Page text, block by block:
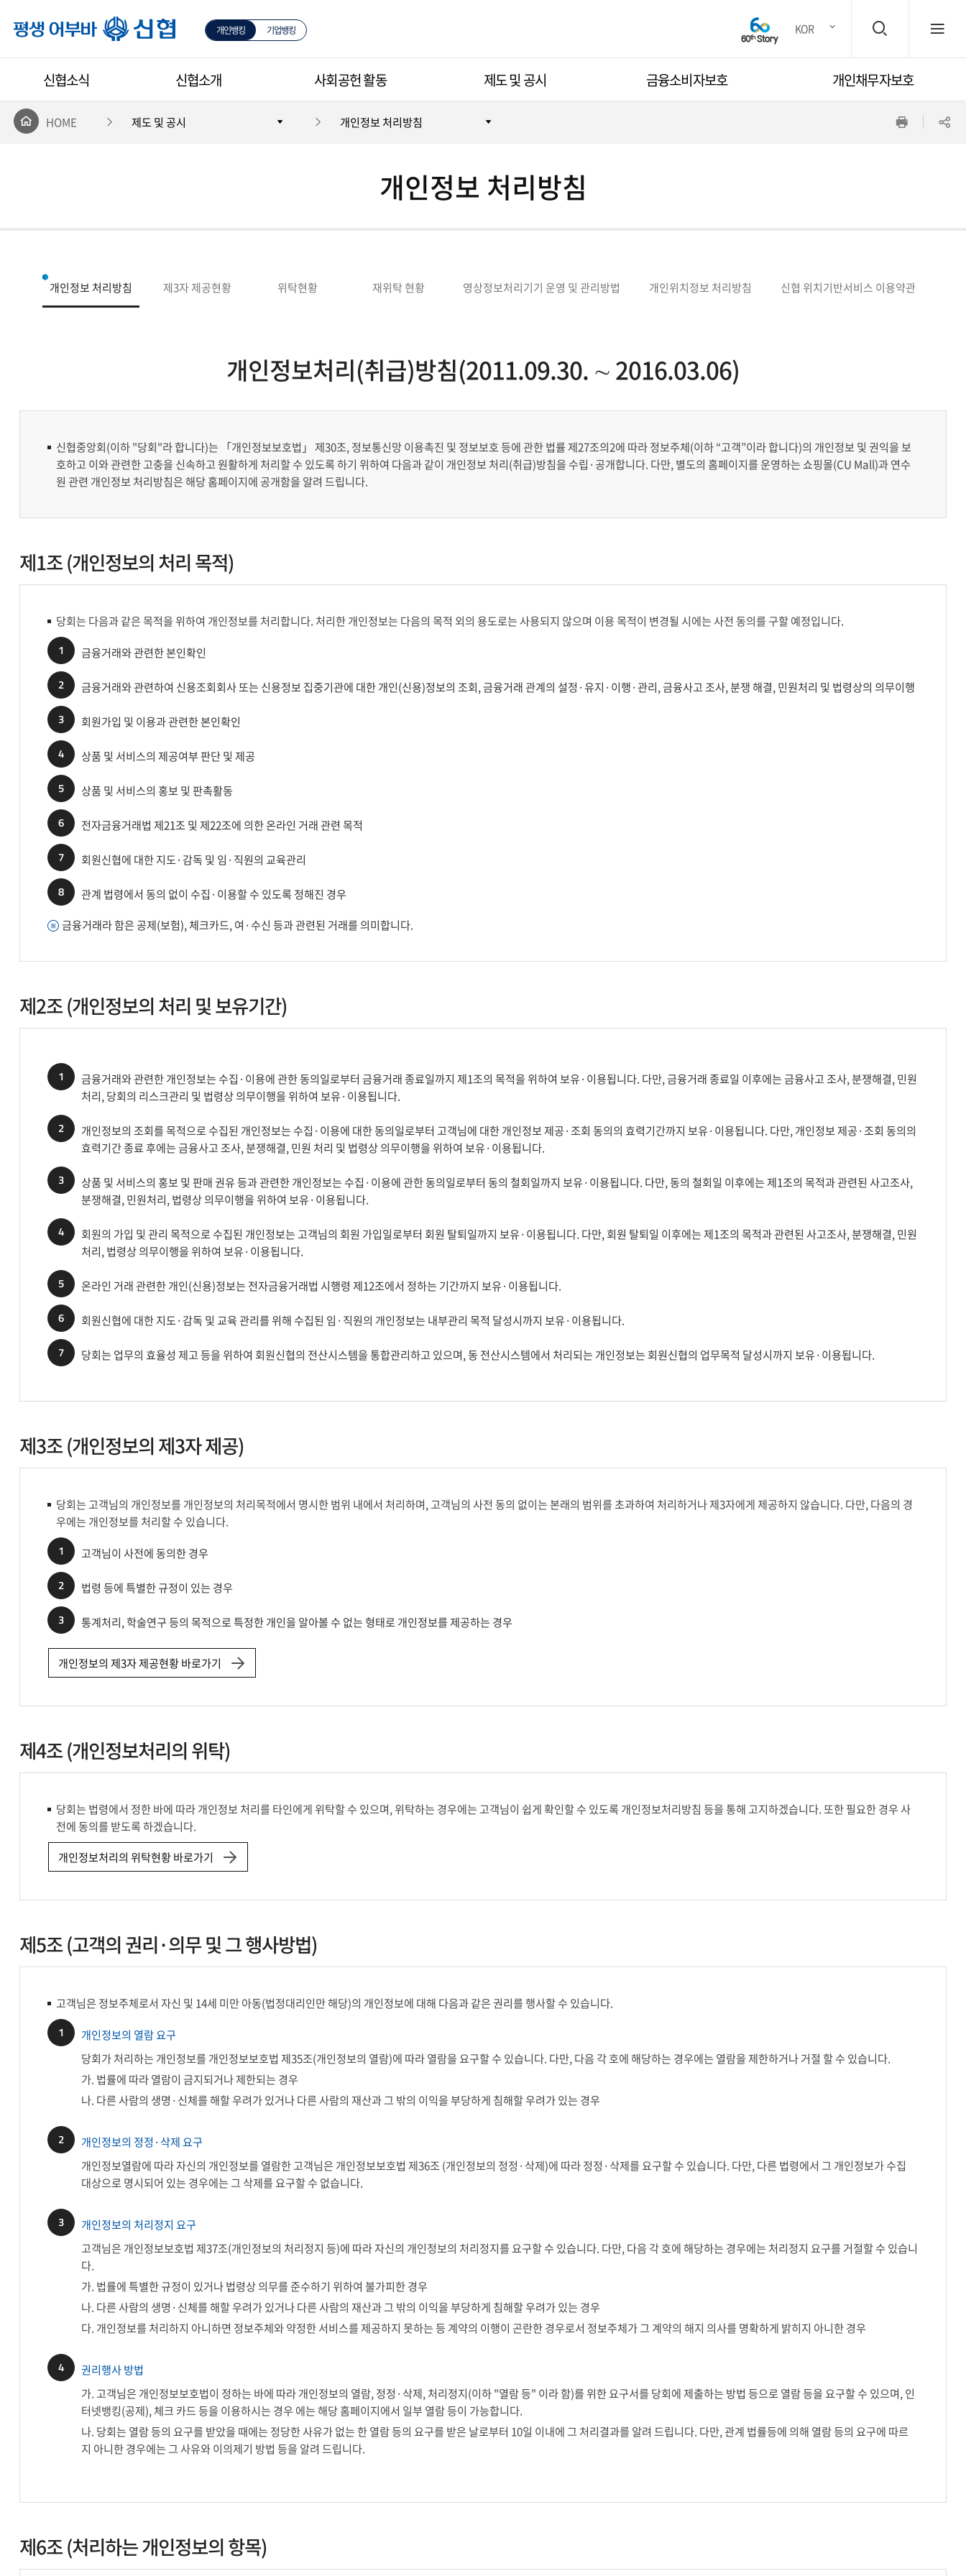
평생 어부바 신협 개인뱅킹 기업뱅킹
신협소식 신협소개 사회공헌 활동 제도 및 공시 금융소비자보호 개인채무자보호
KOR
색
HOME 제도 및 공시 개인정보 처리방침 인
개인정보 처리방침
개인정보 처리방침 제3자 제공현황 위탁현황 재위탁 현황 영상정보처리기기 운영 및 관리방법 개인위치정보 처리방침 신협 위치기반서비스 이용약관
개인정보처리(취급)방침(2011.09.30. ∼ 2016.03.06)
신협중앙회(이하 "당회"라 합니다)는 「개인정보보호법」 제30조, 정보통신망 이용촉진 및 정보보호 등에 관한 법률 제27조의2에 따라 정보주체(이하 “고객”이라 합니다)의 개인정보 및 권익을 보
호하고 이와 관련한 고충을 신속하고 원활하게 처리할 수 있도록 하기 위하여 다음과 같이 개인정보 처리(취급)방침을 수립·공개합니다. 다만, 별도의 홈페이지를 운영하는 쇼핑몰(CU Mall)과 연수
원 관련 개인정보 처리방침은 해당 홈페이지에 공개함을 알려 드립니다.
제1조 (개인정보의 처리 목적)
당회는 다음과 같은 목적을 위하여 개인정보를 처리합니다. 처리한 개인정보는 다음의 목적 외의 용도로는 사용되지 않으며 이용 목적이 변경될 시에는 사전 동의를 구할 예정입니다.
1
금융거래와 관련한 본인확인
2
금융거래와 관련하여 신용조회회사 또는 신용정보 집중기관에 대한 개인(신용)정보의 조회, 금융거래 관계의 설정·유지·이행·관리, 금융사고 조사, 분쟁 해결, 민원처리 및 법령상의 의무이행
3
회원가입 및 이용과 관련한 본인확인
4
상품 및 서비스의 제공여부 판단 및 제공
5
상품 및 서비스의 홍보 및 판촉활동
6
전자금융거래법 제21조 및 제22조에 의한 온라인 거래 관련 목적
7
회원신협에 대한 지도·감독 및 임·직원의 교육관리
8
관계 법령에서 동의 없이 수집·이용할 수 있도록 정해진 경우
금융거래라 함은 공제(보험), 체크카드, 여·수신 등과 관련된 거래를 의미합니다.
제2조 (개인정보의 처리 및 보유기간)
1
금융거래와 관련한 개인정보는 수집·이용에 관한 동의일로부터 금융거래 종료일까지 제1조의 목적을 위하여 보유·이용됩니다. 다만, 금융거래 종료일 이후에는 금융사고 조사, 분쟁해결, 민원
처리, 당회의 리스크관리 및 법령상 의무이행을 위하여 보유·이용됩니다.
2
개인정보의 조회를 목적으로 수집된 개인정보는 수집·이용에 대한 동의일로부터 고객님에 대한 개인정보 제공·조회 동의의 효력기간까지 보유·이용됩니다. 다만, 개인정보 제공·조회 동의의
효력기간 종료 후에는 금융사고 조사, 분쟁해결, 민원 처리 및 법령상 의무이행을 위하여 보유·이용됩니다.
3
상품 및 서비스의 홍보 및 판매 권유 등과 관련한 개인정보는 수집·이용에 관한 동의일로부터 동의 철회일까지 보유·이용됩니다. 다만, 동의 철회일 이후에는 제1조의 목적과 관련된 사고조사,
분쟁해결, 민원처리, 법령상 의무이행을 위하여 보유·이용됩니다.
4
회원의 가입 및 관리 목적으로 수집된 개인정보는 고객님의 회원 가입일로부터 회원 탈퇴일까지 보유·이용됩니다. 다만, 회원 탈퇴일 이후에는 제1조의 목적과 관련된 사고조사, 분쟁해결, 민원
처리, 법령상 의무이행을 위하여 보유·이용됩니다.
5
온라인 거래 관련한 개인(신용)정보는 전자금융거래법 시행령 제12조에서 정하는 기간까지 보유·이용됩니다.
6
회원신협에 대한 지도·감독 및 교육 관리를 위해 수집된 임·직원의 개인정보는 내부관리 목적 달성시까지 보유·이용됩니다.
7
당회는 업무의 효율성 제고 등을 위하여 회원신협의 전산시스템을 통합관리하고 있으며, 동 전산시스템에서 처리되는 개인정보는 회원신협의 업무목적 달성시까지 보유·이용됩니다.
제3조 (개인정보의 제3자 제공)
당회는 고객님의 개인정보를 개인정보의 처리목적에서 명시한 범위 내에서 처리하며, 고객님의 사전 동의 없이는 본래의 범위를 초과하여 처리하거나 제3자에게 제공하지 않습니다. 다만, 다음의 경
우에는 개인정보를 처리할 수 있습니다.
1
고객님이 사전에 동의한 경우
2
법령 등에 특별한 규정이 있는 경우
3
통계처리, 학술연구 등의 목적으로 특정한 개인을 알아볼 수 없는 형태로 개인정보를 제공하는 경우
개인정보의 제3자 제공현황 바로가기
제4조 (개인정보처리의 위탁)
당회는 법령에서 정한 바에 따라 개인정보 처리를 타인에게 위탁할 수 있으며, 위탁하는 경우에는 고객님이 쉽게 확인할 수 있도록 개인정보처리방침 등을 통해 고지하겠습니다. 또한 필요한 경우 사
전에 동의를 받도록 하겠습니다.
개인정보처리의 위탁현황 바로가기
제5조 (고객의 권리·의무 및 그 행사방법)
고객님은 정보주체로서 자신 및 14세 미만 아동(법정대리인만 해당)의 개인정보에 대해 다음과 같은 권리를 행사할 수 있습니다.
1
개인정보의 열람 요구
당회가 처리하는 개인정보를 개인정보보호법 제35조(개인정보의 열람)에 따라 열람을 요구할 수 있습니다. 다만, 다음 각 호에 해당하는 경우에는 열람을 제한하거나 거절 할 수 있습니다.
가. 법률에 따라 열람이 금지되거나 제한되는 경우
나. 다른 사람의 생명·신체를 해할 우려가 있거나 다른 사람의 재산과 그 밖의 이익을 부당하게 침해할 우려가 있는 경우
2
개인정보의 정정·삭제 요구
개인정보열람에 따라 자신의 개인정보를 열람한 고객님은 개인정보보호법 제36조 (개인정보의 정정·삭제)에 따라 정정·삭제를 요구할 수 있습니다. 다만, 다른 법령에서 그 개인정보가 수집
대상으로 명시되어 있는 경우에는 그 삭제를 요구할 수 없습니다.
3
개인정보의 처리정지 요구
고객님은 개인정보보호법 제37조(개인정보의 처리정지 등)에 따라 자신의 개인정보의 처리정지를 요구할 수 있습니다. 다만, 다음 각 호에 해당하는 경우에는 처리정지 요구를 거절할 수 있습니
다.
가. 법률에 특별한 규정이 있거나 법령상 의무를 준수하기 위하여 불가피한 경우
나. 다른 사람의 생명·신체를 해할 우려가 있거나 다른 사람의 재산과 그 밖의 이익을 부당하게 침해할 우려가 있는 경우
다. 개인정보를 처리하지 아니하면 정보주체와 약정한 서비스를 제공하지 못하는 등 계약의 이행이 곤란한 경우로서 정보주체가 그 계약의 해지 의사를 명확하게 밝히지 아니한 경우
4
권리행사 방법
가. 고객님은 개인정보보호법이 정하는 바에 따라 개인정보의 열람, 정정·삭제, 처리정지(이하 "열람 등" 이라 함)를 위한 요구서를 당회에 제출하는 방법 등으로 열람 등을 요구할 수 있으며, 인
터넷뱅킹(공제), 체크 카드 등을 이용하시는 경우 에는 해당 홈페이지에서 일부 열람 등이 가능합니다.
나. 당회는 열람 등의 요구를 받았을 때에는 정당한 사유가 없는 한 열람 등의 요구를 받은 날로부터 10일 이내에 그 처리결과를 알려 드립니다. 다만, 관계 법률등에 의해 열람 등의 요구에 따르
지 아니한 경우에는 그 사유와 이의제기 방법 등을 알려 드립니다.
제6조 (처리하는 개인정보의 항목)